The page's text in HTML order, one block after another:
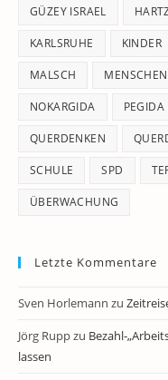
GÜZEY ISRAEL
KARLSRUHE KINDER
MALSCH
NOKARGIDA PEGIDA
QUERDENKEN
SCHULE SPD
ÜBERWACHUNG
Letzte Kommentare
Sven Horlemann zu
Jörg Ruppzu Bezahl-
lassen